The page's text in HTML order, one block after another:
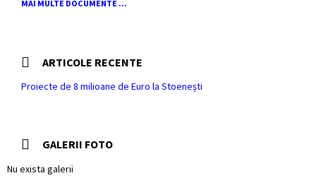
MAI MULTE DOCUMENTE ...
ARTICOLE RECENTE
Proiecte de 8 milioane de Euro la Stoenești
GALERII FOTO
Nu exista galerii